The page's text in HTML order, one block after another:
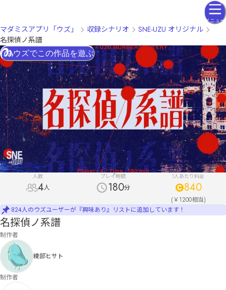
メニュー
マダミスアプリ「ウズ」 収録シナリオ
SNE-UZU オリジナル
名探偵ノ系譜
人数
4人
プレイ時間
180分
1人あたり料金
840
(￥1200相当)
824人のウズユーザーが『興味あり』リストに追加しています！
ウズでこの作品を遊ぶ
名探偵ノ系譜
制作者
綾部ヒサト
制作者